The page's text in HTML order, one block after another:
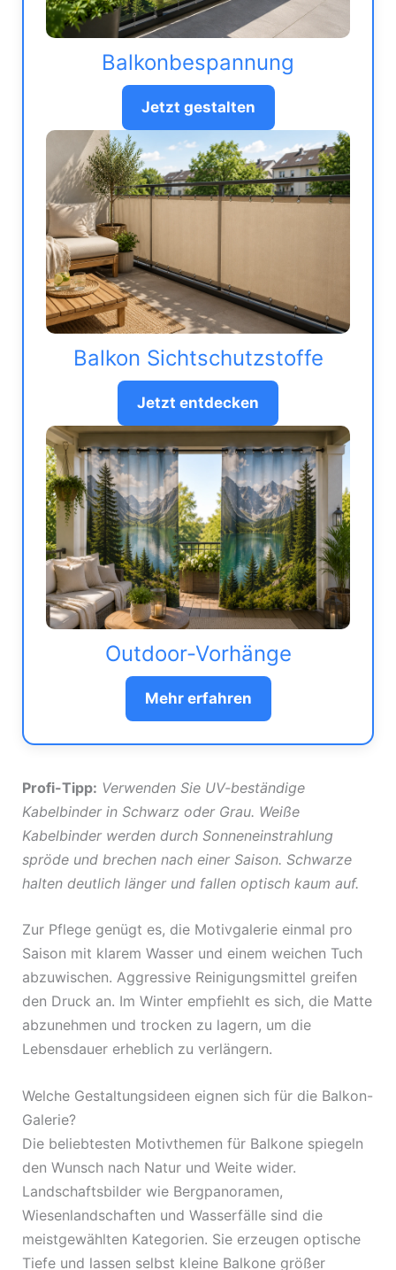
Balkonbespannung
Jetzt gestalten
Balkon Sichtschutzstoffe
Jetzt entdecken
Outdoor-Vorhänge
Mehr erfahren
Profi-Tipp: Verwenden Sie UV-beständige
Kabelbinder in Schwarz oder Grau. Weiße
Kabelbinder werden durch Sonneneinstrahlung
spröde und brechen nach einer Saison. Schwarze
halten deutlich länger und fallen optisch kaum auf.
Zur Pflege genügt es, die Motivgalerie einmal pro
Saison mit klarem Wasser und einem weichen Tuch
abzuwischen. Aggressive Reinigungsmittel greifen
den Druck an. Im Winter empfiehlt es sich, die Matte
abzunehmen und trocken zu lagern, um die
Lebensdauer erheblich zu verlängern.
Welche Gestaltungsideen eignen sich für die Balkon-
Galerie?
Die beliebtesten Motivthemen für Balkone spiegeln
den Wunsch nach Natur und Weite wider.
Landschaftsbilder wie Bergpanoramen,
Wiesenlandschaften und Wasserfälle sind die
meistgewählten Kategorien. Sie erzeugen optische
Tiefe und lassen selbst kleine Balkone größer